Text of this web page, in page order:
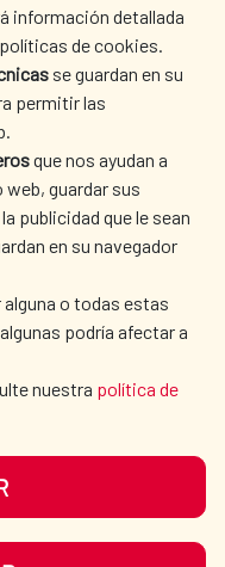
información detallada
de cookies.
se guardan en su
permitir las
que nos ayudan a
guardar sus
publicidad que le sean
en su navegador
o todas estas
podría afectar a
nuestra política de
OÙ NOUS COOPÉRONS
SALLE DE PRESSE
BIBLIOTHÈQUE
DES DONNÉES